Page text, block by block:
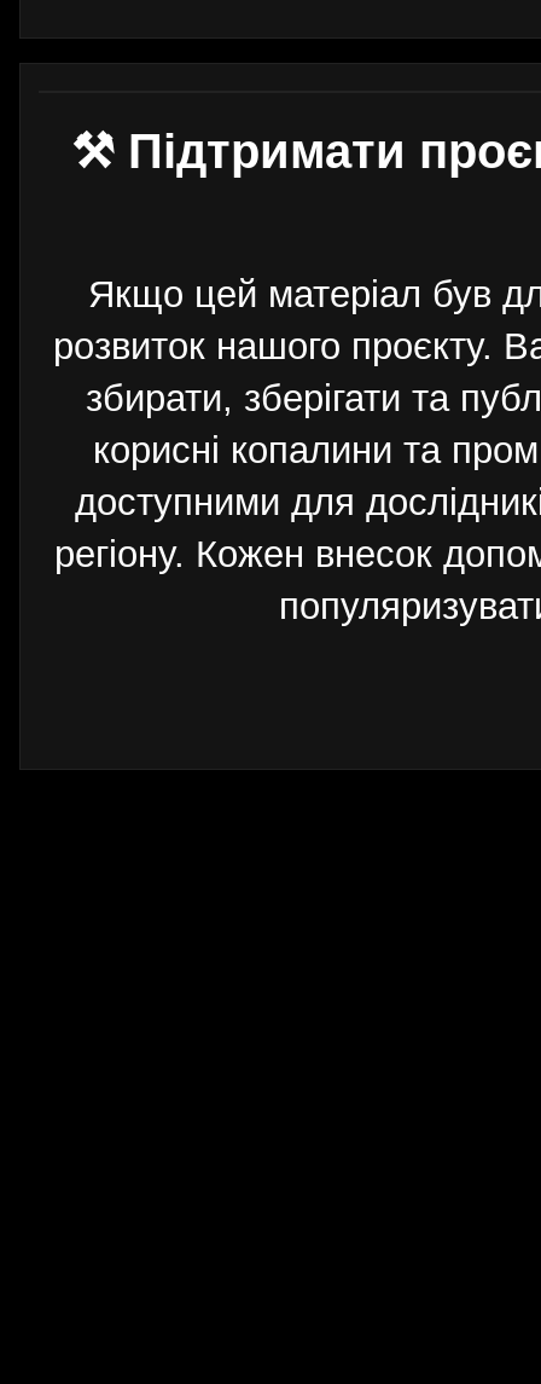
⚒ Підтримати
Якщо цей матеріал був
розвиток нашого проєкту.
збирати, зберігати та
корисні копалини та
доступними для
регіону. Кожен внесок